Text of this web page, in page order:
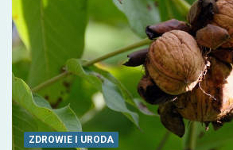
ZDROWIE I URODA